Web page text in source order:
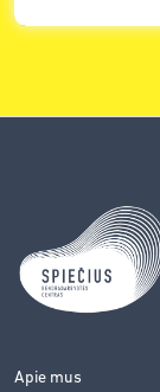
Apie mus